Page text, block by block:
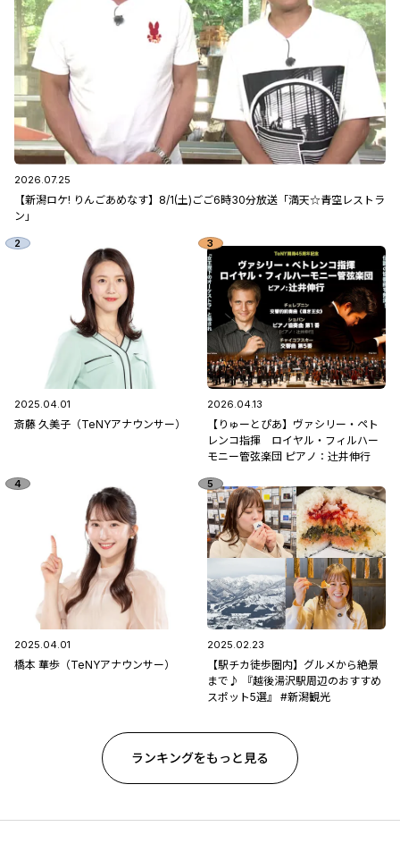
2026.07.25
【新潟ロケ! りんごあめなす】8/1(土)ごご6時30分放送「満天☆青空レストラ
ン」
2025.04.01
斎藤 久美子（TeNYアナウンサー）
2026.04.13
【りゅーとぴあ】ヴァシリー・ペト
レンコ指揮 ロイヤル・フィルハー
モニー管弦楽団 ピアノ：辻󠄀井伸行
2025.04.01
橋本 華歩（TeNYアナウンサー）
2025.02.23
【駅チカ徒歩圏内】グルメから絶景
まで♪ 『越後湯沢駅周辺のおすすめ
スポット5選』 #新潟観光
ランキングをもっと見る